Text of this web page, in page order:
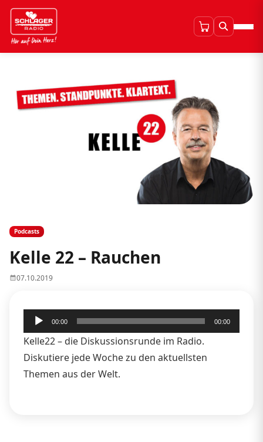
Podcasts
Kelle 22 – Rauchen
07.10.2019
Audio-
Player
00:00 00:00
Kelle22 – die Diskussionsrunde im Radio.
Diskutiere jede Woche zu den aktuellsten
Themen aus der Welt.